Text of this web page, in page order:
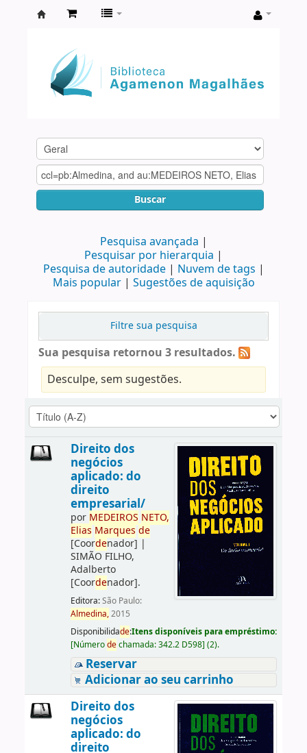
Agamenon
Magalhães
Buscar
Pesquisa avançada
Pesquisar por hierarquia
Pesquisa de autoridade
Nuvem de tags
Mais popular
Sugestões de aquisição
Filtre sua pesquisa
Sua pesquisa retornou 3 resultados.
Desculpe, sem sugestões.
Direito dos
negócios
aplicado: do
direito
empresarial/
por MEDEIROS NETO,
Elias Marques de
[Coordenador] |
SIMÃO FILHO,
Adalberto
[Coordenador].
Editora:São Paulo:
Almedina,2015
Disponibilidade:Itens disponíveis para empréstimo:
[Númerodechamada:342.2 D598] (2).
Reservar
Adicionar ao seu carrinho
Direito dos
negócios
aplicado: do
direito